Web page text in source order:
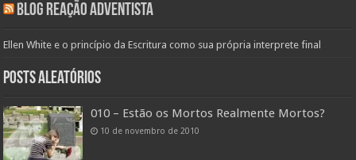
Blog Reação Adventista
Ellen White e o princípio da Escritura como sua própria interprete final
Posts aleatórios
010 – Estão os Mortos Realmente Mortos?
10 de novembro de 2010